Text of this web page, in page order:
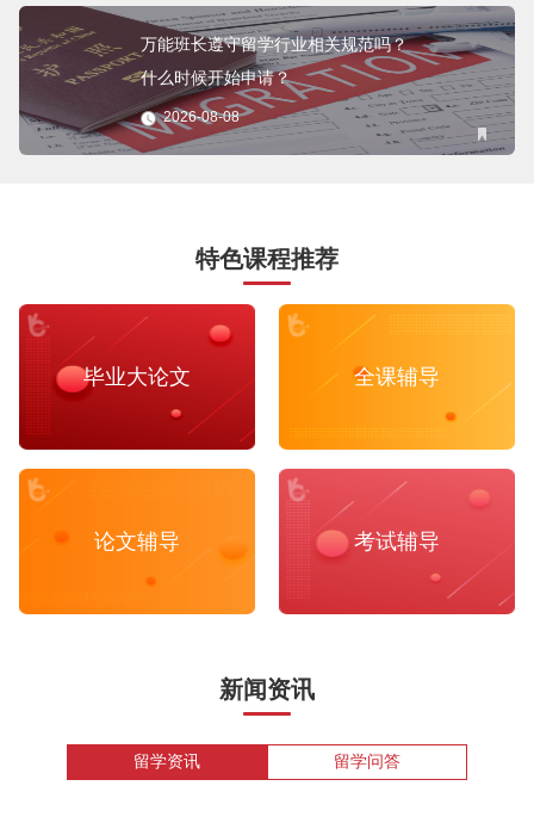
万能班长遵守留学行业相关规范吗？
什么时候开始申请？
2026-08-08
特色课程推荐
毕业大论文 全课辅导
论文辅导 考试辅导
新闻资讯
留学资讯 留学问答